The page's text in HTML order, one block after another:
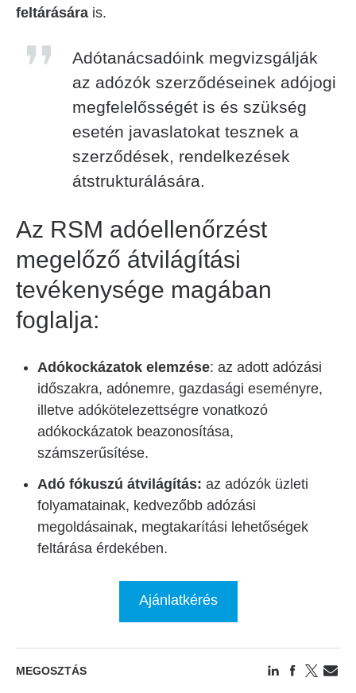
feltárására is.
Adótanácsadóink megvizsgálják
az adózók szerződéseinek adójogi
megfelelősségét is és szükség
esetén javaslatokat tesznek a
szerződések, rendelkezések
átstrukturálására.
Az RSM adóellenőrzést
megelőző átvilágítási
tevékenysége magában
foglalja:
Adókockázatok elemzése: az adott adózási
időszakra, adónemre, gazdasági eseményre,
illetve adókötelezettségre vonatkozó
adókockázatok beazonosítása,
számszerűsítése.
Adó fókuszú átvilágítás: az adózók üzleti
folyamatainak, kedvezőbb adózási
megoldásainak, megtakarítási lehetőségek
feltárása érdekében.
Ajánlatkérés
MEGOSZTÁS